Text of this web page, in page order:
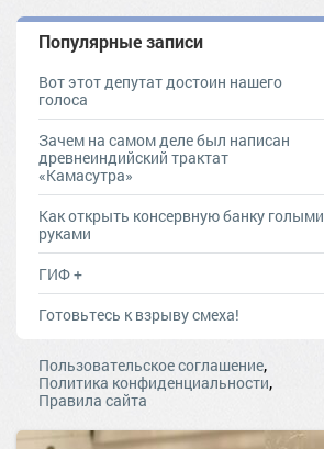
Популярные записи
Вот этот депутат достоин нашего
голоса
Зачем на самом деле был написан
древнеиндийский трактат
«Камасутра»
Как открыть консервную банку голыми
руками
ГИФ +
Готовьтесь к взрыву смеха!
Пользовательское соглашение,
Политика конфиденциальности,
Правила сайта